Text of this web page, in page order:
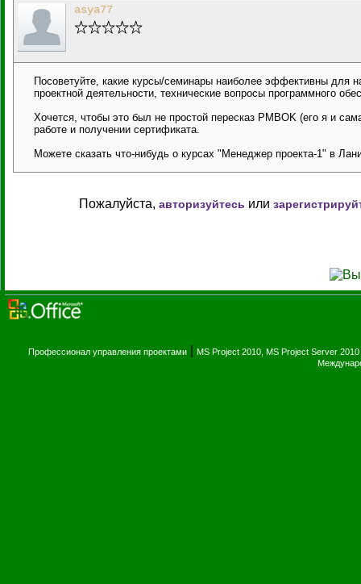
asya77
Посоветуйте, какие курсы/семинары наиболее эффективны для
проектной деятельности, технические вопросы программного
Хочется, чтобы это был не простой пересказ PMBOK (его я и
работе и получении сертификата.
Можете сказать что-нибудь о курсах "Менеджер проекта-1" в
Пожалуйста, авторизуйтесь или
Профессионал управления проектами MS Project 2010, MS Project Server 2010